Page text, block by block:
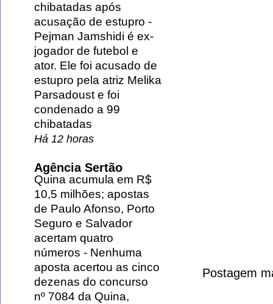
Postagem
chibatadas após
acusação de estupro -
Pejman Jamshidi é ex-
jogador de futebol e
ator. Ele foi acusado de
estupro pela atriz Melika
Parsadoust e foi
condenado a 99
chibatadas
Há 12 horas
Agência Sertão
Quina acumula em R$
10,5 milhões; apostas
de Paulo Afonso, Porto
Seguro e Salvador
acertam quatro
números - Nenhuma
aposta acertou as cinco
dezenas do concurso
nº 7084 da Quina,